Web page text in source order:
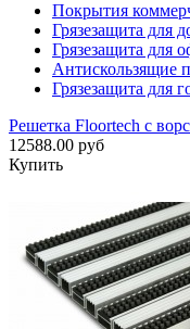
Покрытия
Грязезащита для
Грязезащита для
Антискользящие
Грязезащита для
Решетка Floortech с
12588.00 руб
Купить